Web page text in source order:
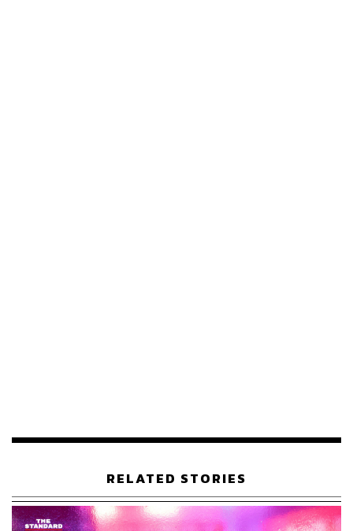
ประเมินผลกระทบทางสังคมและเศรษฐกิจที่ตามมา โดย
เป็นเรื่องจริงที่ควรพูดถึง แม้บางคนจะมองว่าเขา ‘ปลุกความ
กลัวเกินจำเป็น’ ก็ตาม
RELATED STORIES